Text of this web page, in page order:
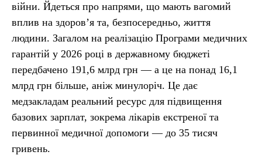
війни. Йдеться про напрями, що мають вагомий
вплив на здоров’я та, безпосередньо, життя
людини. Загалом на реалізацію Програми медичних
гарантій у 2026 році в державному бюджеті
передбачено 191,6 млрд грн — а це на понад 16,1
млрд грн більше, аніж минулоріч. Це дає
медзакладам реальний ресурс для підвищення
базових зарплат, зокрема лікарів екстреної та
первинної медичної допомоги — до 35 тисяч
гривень.